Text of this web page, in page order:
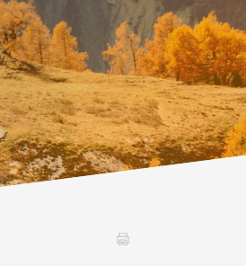
Region
Veranstaltungen
Vinum Montis
Assemblées générales & Statuts